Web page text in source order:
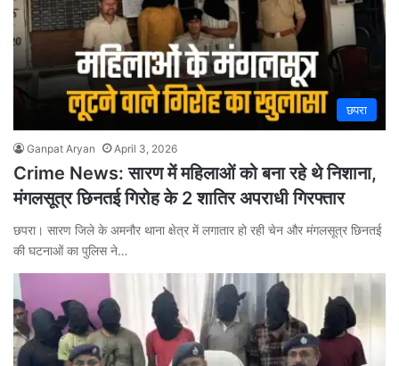
छपरा
Ganpat Aryan April 3, 2026
Crime News: सारण में महिलाओं को बना रहे थे निशाना,
मंगलसूत्र छिनतई गिरोह के 2 शातिर अपराधी गिरफ्तार
छपरा। सारण जिले के अमनौर थाना क्षेत्र में लगातार हो रही चेन और मंगलसूत्र छिनतई
की घटनाओं का पुलिस ने…